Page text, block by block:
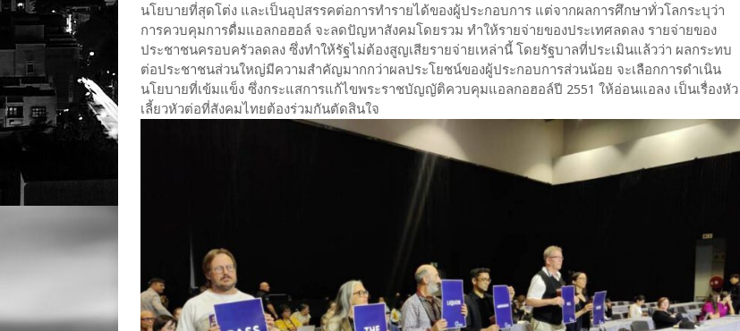
นโยบายที่สุดโต่ง และเป็นอุปสรรคต่อการทำรายได้ของผู้ประกอบการ แต่จากผลการศึกษาทั่วโลกระบุว่า
การควบคุมการดื่มแอลกอฮอล์ จะลดปัญหาสังคมโดยรวม ทำให้รายจ่ายของประเทศลดลง รายจ่ายของ
ประชาชนครอบครัวลดลง ซึ่งทำให้รัฐไม่ต้องสูญเสียรายจ่ายเหล่านี้ โดยรัฐบาลที่ประเมินแล้วว่า ผลกระทบ
ต่อประชาชนส่วนใหญ่มีความสำคัญมากกว่าผลประโยชน์ของผู้ประกอบการส่วนน้อย จะเลือกการดำเนิน
นโยบายที่เข้มแข็ง ซึ่งกระแสการแก้ไขพระราชบัญญัติควบคุมแอลกอฮอล์ปี 2551 ให้อ่อนแอลง เป็นเรื่องหัว
เลี้ยวหัวต่อที่สังคมไทยต้องร่วมกันตัดสินใจ